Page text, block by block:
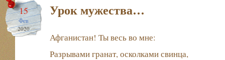
15
Фев
2020
Урок мужества…
Афганистан! Ты весь во мне:
Разрывами гранат, осколками свинца,